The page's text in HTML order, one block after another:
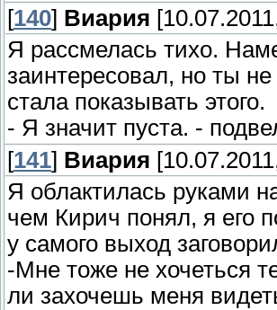
[140] Виария
Я рассмелась тихо.
заинтересовал, но ты
стала показывать этого.
- Я значит пуста. -
[141] Виария
Я облактилась руками
чем Кирич понял, я его
у самого выход
-Мне тоже не хочеться
ли захочешь меня